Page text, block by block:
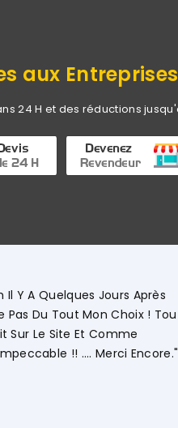
aux
24 H et des réductions
Détaillée Le
Vivement."